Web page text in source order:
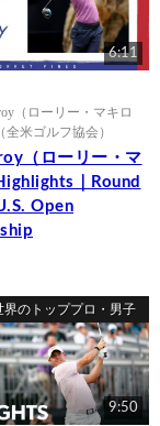
6:11
（ローリー・マキロ
全米ゴルフ協会）
（ローリー・マ
｜Round
Open
界のトッププロ・男子
9:50